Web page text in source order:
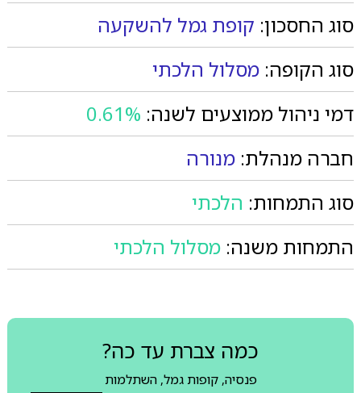
סוג החסכון: קופת גמל להשקעה
סוג הקופה: מסלול הלכתי
דמי ניהול ממוצעים לשנה: 0.61%
חברה מנהלת: מנורה
סוג התמחות: הלכתי
התמחות משנה: מסלול הלכתי
כמה צברת עד כה?
פנסיה, קופות גמל, השתלמות